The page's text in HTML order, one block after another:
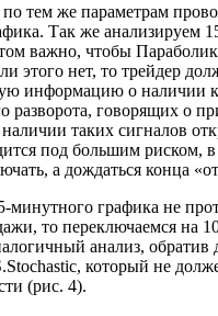
тем же параметрам
Так же анализируем
важно, чтобы
этого нет, то трейдер
информацию о наличии
разворота, говорящих о
таких сигналов
под большим риском,
а дождаться конца
минутного графика не
то переключаемся на
анализ, обратив
который не
(рис. 4).